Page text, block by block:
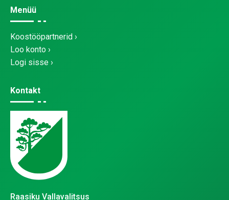
Menüü
Koostööpartnerid
Loo konto
Logi sisse
Kontakt
Raasiku Vallavalitsus